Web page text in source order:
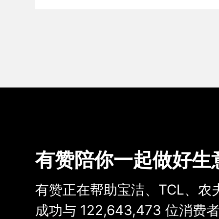
有赞陪你一起做好生
有赞正在帮助宝洁、TCL、农
成功与 122,643,473 位消费